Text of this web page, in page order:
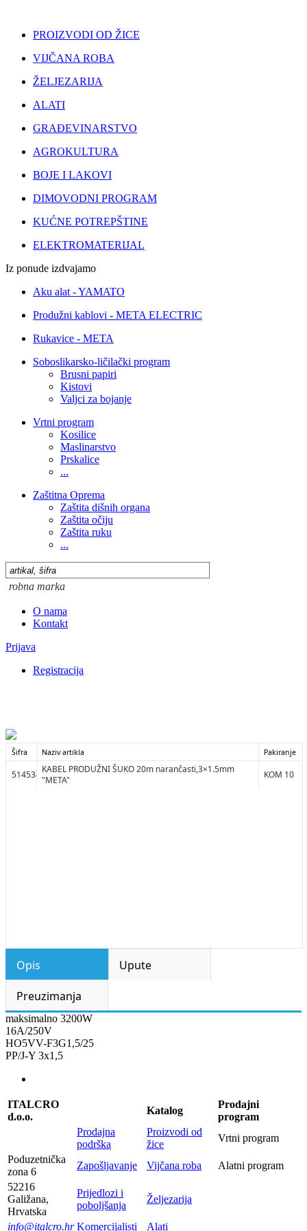
PROIZVODI OD ŽICE
VIJČANA ROBA
ŽELJEZARIJA
ALATI
GRAĐEVINARSTVO
AGROKULTURA
BOJE I LAKOVI
DIMOVODNI PROGRAM
KUĆNE POTREPŠTINE
ELEKTROMATERIJAL
Iz ponude izdvajamo
Aku alat - YAMATO
Produžni kablovi - META ELECTRIC
Rukavice - META
Soboslikarsko-ličilački program
Brusni papiri
Kistovi
Valjci za bojanje
Vrtni program
Kosilice
Maslinarstvo
Prskalice
...
Zaštitna Oprema
Zaštita dišnih organa
Zaštita očiju
Zaštita ruku
...
O nama
Kontakt
Prijava
Registracija
Šifra Naziv artikla Pakiranje
514534 KABEL PRODUŽNI ŠUKO 20m narančasti,3×1.5mm
"META"
KOM 10
Opis Upute
Preuzimanja
maksimalno 3200W
16A/250V
HO5VV-F3G1,5/25
PP/J-Y 3x1,5
ITALCRO
d.o.o.
Katalog
Prodajni
program
Prodajna
podrška
Proizvodi od
žice
Vrtni program
Poduzetnička
zona 6
Zapošljavanje Vijčana roba
Alatni program
52216
Galižana,
Hrvatska
Prijedlozi i
poboljšanja
Željezarija
info@italcro.hr Komercijalisti Alati